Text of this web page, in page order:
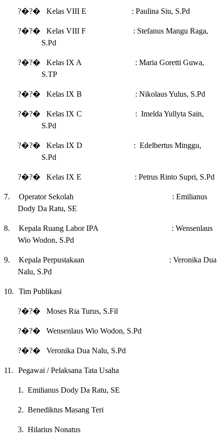
?�?� Kelas VIII E : Paulina Siu, S.Pd
?�?�
Kelas VIII F : Stefanus Mangu Raga,
S.Pd
?�?�
Kelas IX A : Maria Goretti Guwa,
S.TP
?�?� Kelas IX B : Nikolaus Yulus, S.Pd
?�?�
Kelas IX C : Imelda Yullyta Sain,
S.Pd
?�?�
Kelas IX D : Edelbertus Minggu,
S.Pd
?�?� Kelas IX E : Petrus Rinto Supri, S.Pd
7.
Operator Sekolah : Emilianus
Dody Da Ratu, SE
8.
Kepala Ruang Labor IPA : Wensenlaus
Wio Wodon, S.Pd
9.
Kepala Perpustakaan : Veronika Dua
Nalu, S.Pd
10. Tim Publikasi
?�?� Moses Ria Turus, S.Fil
?�?� Wensenlaus Wio Wodon, S.Pd
?�?� Veronika Dua Nalu, S.Pd
11. Pegawai / Pelaksana Tata Usaha
1. Emilianus Dody Da Ratu, SE
2. Benediktus Masang Teri
3. Hilarius Nonatus